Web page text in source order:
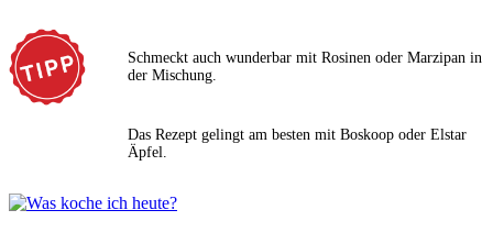
Schmeckt auch wunderbar mit Rosinen oder Marzipan in
der Mischung.
Das Rezept gelingt am besten mit Boskoop oder Elstar
Äpfel.